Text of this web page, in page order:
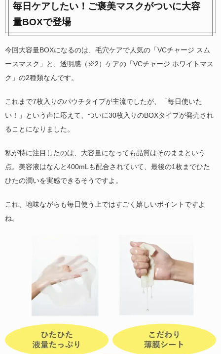
毎日ケアしたい！ご褒美マスクがついに大容
量BOXで登場
今回大容量BOXになるのは、毛穴ケアで人気の「VCチャージ スム
ースマスク」と、透明感（※2）ケアの「VCチャージ ホワイトマス
ク」の2種類なんです。
これまで7枚入りのパウチタイプが主流でしたが、「毎日使いた
い！」という声に応えて、ついに30枚入りのBOXタイプが発売され
ることになりました。
私が特に注目したのは、大容量になっても品質はそのままという
点。美容液はなんと400mLも配合されていて、最後の1枚までひた
ひたの潤いを実感できるそうですよ。
これ、地味ながらも毎日使う上ではすごく嬉しいポイントですよ
ね。